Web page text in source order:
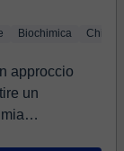
Biochimica
approccio
un